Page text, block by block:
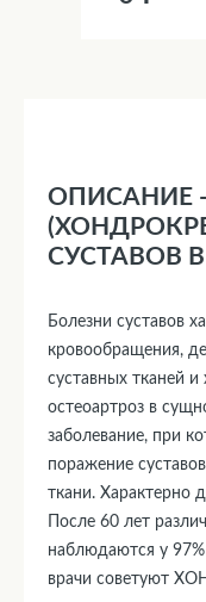
ОПИСАНИЕ -
СУСТАВОВ
Болезни суставов
кровообращения,
суставных тканей
остеоартроз в
заболевание, при
поражение
ткани. Характерно
После 60 лет
наблюдаются у
врачи советуют